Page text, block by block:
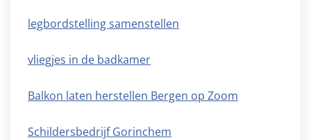
legbordstelling samenstellen
vliegjes in de badkamer
Balkon laten herstellen Bergen op Zoom
Schildersbedrijf Gorinchem